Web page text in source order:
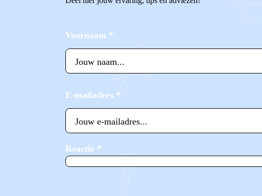
Voornaam *
E-mailadres *
Reactie *